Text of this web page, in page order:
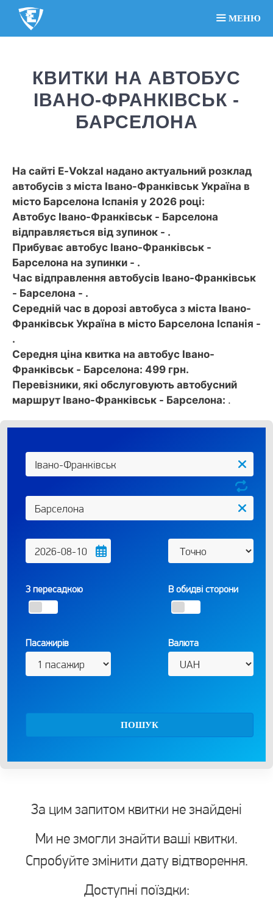
МЕНЮ
КВИТКИ НА АВТОБУС
ІВАНО-ФРАНКІВСЬК -
БАРСЕЛОНА
На сайті E-Vokzal надано актуальний розклад
автобусів з міста Івано-Франківськ Україна в
місто Барселона Іспанія у 2026 році:
Автобус Івано-Франківськ - Барселона
відправляється від зупинок - .
Прибуває автобус Івано-Франківськ -
Барселона на зупинки - .
Час відправлення автобусів Івано-Франківськ
- Барселона - .
Середній час в дорозі автобуса з міста Івано-
Франківськ Україна в місто Барселона Іспанія -
.
Середня ціна квитка на автобус Івано-
Франківськ - Барселона: 499 грн.
Перевізники, які обслуговують автобусний
маршрут Івано-Франківськ - Барселона: .
З пересадкою В обидві сторони
Пасажирів Валюта
ПОШУК
За цим запитом квитки не знайдені
Ми не змогли знайти ваші квитки.
Спробуйте змінити дату відтворення.
Доступні поїздки: